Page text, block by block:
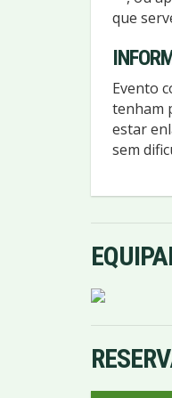
que
Evento
tenham
estar
sem